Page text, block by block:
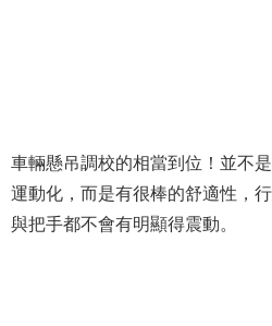
車輛懸吊調校的相當到位！並不
運動化，而是有很棒的舒適性，
與把手都不會有明顯得震動。